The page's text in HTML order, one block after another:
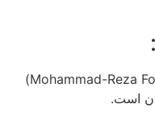
محمدرضا فروتن (به انگلیسی: Mohammad-Reza Foroutan)